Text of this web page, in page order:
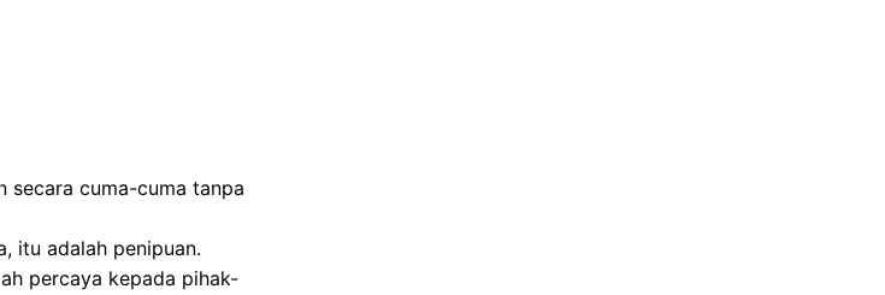
secara cuma-cuma tanpa
itu adalah penipuan.
percaya kepada pihak-